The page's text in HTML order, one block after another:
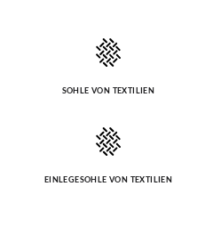
SOHLE VON TEXTILIEN
EINLEGESOHLE VON TEXTILIEN